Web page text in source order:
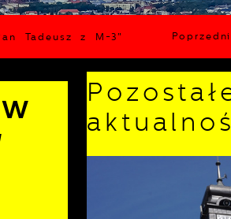
Tadeusz z M-3"